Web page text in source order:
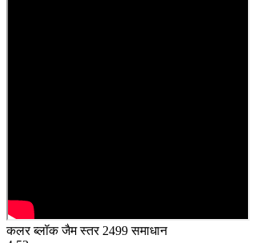
कलर ब्लॉक जैम स्तर 2499 समाधान